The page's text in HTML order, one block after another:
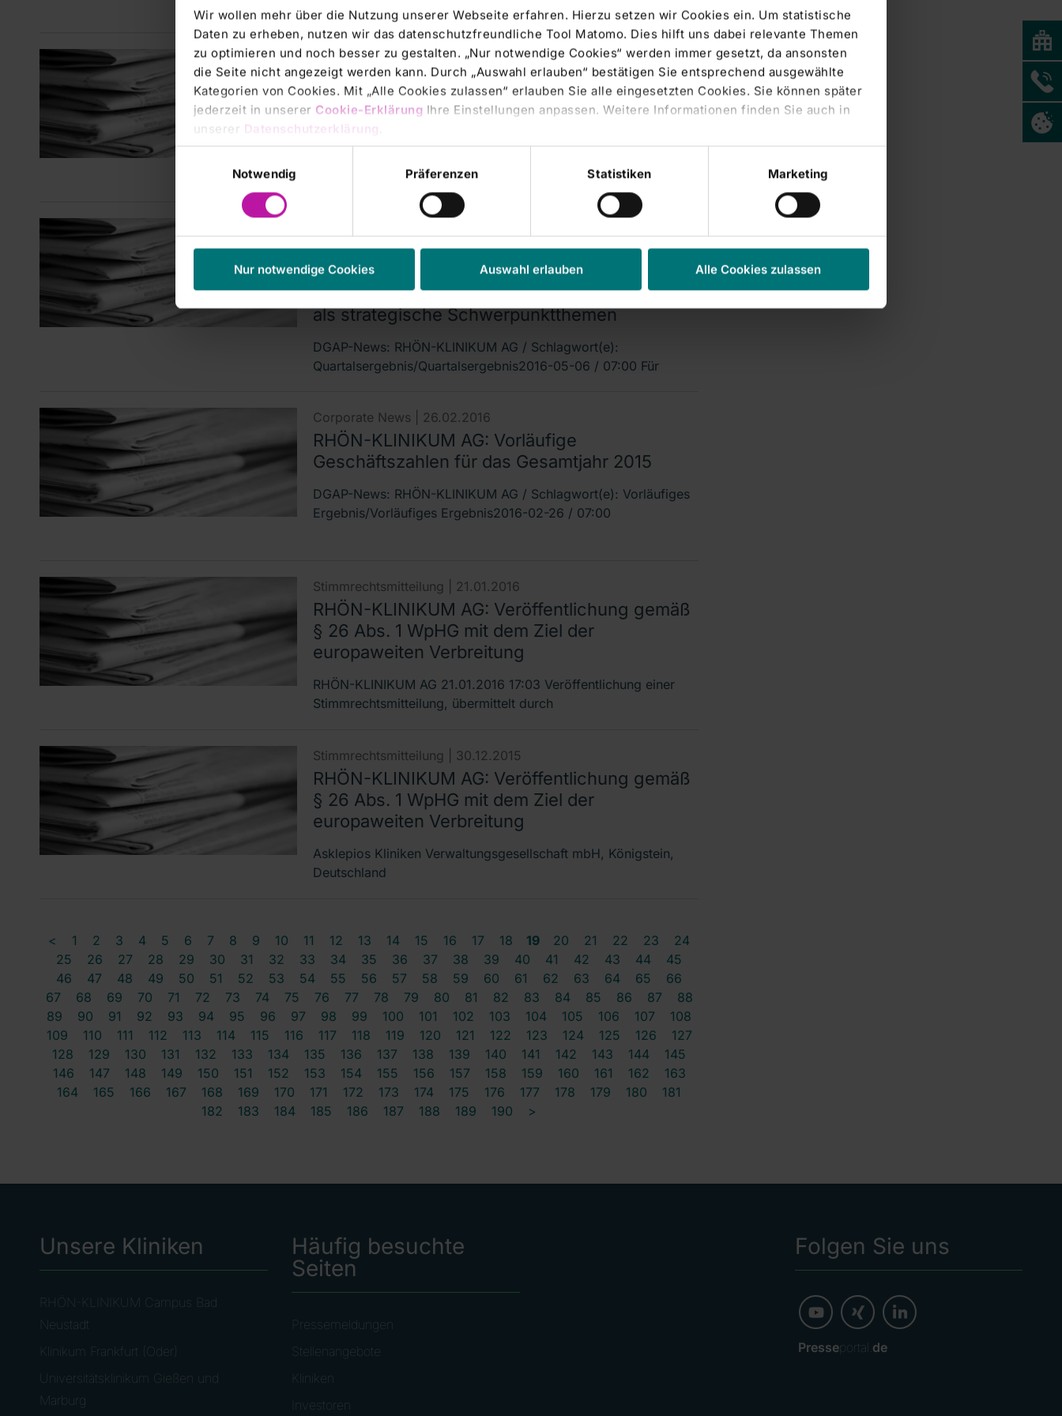
Wir wollen mehr über die Nutzung unserer Webseite erfahren. Hierzu setzen wir Cookies ein. Um statistische
Daten zu erheben, nutzen wir das datenschutzfreundliche Tool Matomo. Dies hilft uns dabei relevante Themen
zu optimieren und noch besser zu gestalten. „Nur notwendige Cookies“ werden immer gesetzt, da ansonsten
die Seite nicht angezeigt werden kann. Durch „Auswahl erlauben“ bestätigen Sie entsprechend ausgewählte
Kategorien von Cookies. Mit „Alle Cookies zulassen“ erlauben Sie alle eingesetzten Cookies. Sie können später
jederzeit in unserer Cookie-Erklärung Ihre Einstellungen anpassen. Weitere Informationen finden Sie auch in
unserer Datenschutzerklärung
Notwendig
Präferenzen Statistiken Marketing
Nur notwendige Cookies Auswahl erlauben Alle Cookies zulassen
Stimmrechtsmitteilung |25.05.2016
RHÖN-KLINIKUM AG: Veröffentlichung gemäß
§ 26 Abs. 1 WpHG mit dem Ziel der
europaweiten Verbreitung
Stimmrechtsmitteilung, übermittelt durch
RHÖN-KLINIKUM AG: Zwischenbericht zum 1.
Quartal 2016: Guter Start in das Geschäftsjahr -
Digitalisierung und Förderung von Innovationen
als strategische Schwerpunktthemen
DGAP-News: RHÖN-KLINIKUM AG / Schlagwort(e):
Quartalsergebnis/Quartalsergebnis2016-05-06 / 07:00 Für
Corporate News | 26.02.2016
RHÖN-KLINIKUM AG: Vorläufige
Geschäftszahlen für das Gesamtjahr 2015
DGAP-News: RHÖN-KLINIKUM AG / Schlagwort(e): Vorläufiges
Ergebnis/Vorläufiges Ergebnis2016-02-26 / 07:00
Stimmrechtsmitteilung | 21.01.2016
RHÖN-KLINIKUM AG: Veröffentlichung gemäß
§ 26 Abs. 1 WpHG mit dem Ziel der
europaweiten Verbreitung
RHÖN-KLINIKUM AG 21.01.2016 17:03 Veröffentlichung einer
Stimmrechtsmitteilung, übermittelt durch
Stimmrechtsmitteilung | 30.12.2015
RHÖN-KLINIKUM AG: Veröffentlichung gemäß
§ 26 Abs. 1 WpHG mit dem Ziel der
europaweiten Verbreitung
Asklepios Kliniken Verwaltungsgesellschaft mbH, Königstein,
Deutschland
< 1 2 3 4 5 6 7 8 9 10 11 12 13 14 15 16 17 18 19 20 21 22 23
24
25
26 27 28 29 30 31 32 33 34 35 36 37 38 39 40 41 42 43 44
45
46
47 48 49 50 51 52 53 54 55 56 57 58 59 60 61 62 63 64 65
66
67
68 69 70 71 72 73 74 75 76 77 78 79 80 81 82 83 84 85 86 87
88
89
90 91 92 93 94 95 96 97 98 99 100 101 102 103 104 105 106 107
108
109
110 111 112 113 114 115 116 117 118 119 120 121 122 123 124 125 126
127
128
129 130 131 132 133 134 135 136 137 138 139 140 141 142 143 144
145
146
147 148 149 150 151 152 153 154 155 156 157 158 159 160 161 162
163
164
165 166 167 168 169 170 171 172 173 174 175 176 177 178 179 180
181
182
183 184 185 186 187 188 189 190 >
Unsere Kliniken
RHÖN-KLINIKUM Campus Bad
Neustadt
Klinikum Frankfurt (Oder)
Universitätsklinikum Gießen und
Marburg
Häufig besuchte
Seiten
Pressemeldungen
Stellenangebote
Kliniken
Investoren
Folgen Sie uns
Presseportal. de